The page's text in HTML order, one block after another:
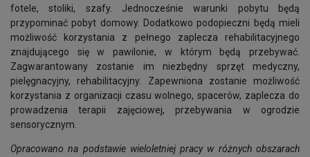
fotele, stoliki, szafy. Jednocześnie warunki pobytu będą
przypominać pobyt domowy. Dodatkowo podopieczni będą mieli
możliwość korzystania z pełnego zaplecza rehabilitacyjnego
znajdującego się w pawilonie, w którym będą przebywać.
Zagwarantowany zostanie im niezbędny sprzęt medyczny,
pielęgnacyjny, rehabilitacyjny. Zapewniona zostanie możliwość
korzystania z organizacji czasu wolnego, spacerów, zaplecza do
prowadzenia terapii zajęciowej, przebywania w ogrodzie
sensorycznym.
Opracowano na podstawie wieloletniej pracy w różnych obszarach